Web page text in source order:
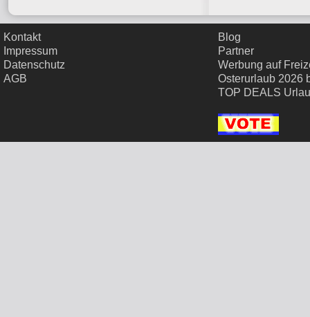
Kontakt
Impressum
Datenschutz
AGB
Blog
Partner
Werbung auf
Osterurlaub 2026
TOP DEALS